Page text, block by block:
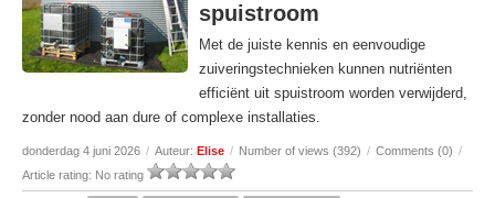
spuistroom
Met de juiste kennis en eenvoudige
zuiveringstechnieken kunnen nutriënten
efficiënt uit spuistroom worden verwijderd,
zonder nood aan dure of complexe installaties.
donderdag 4 juni 2026 / Auteur: Elise / Number of views (392) / Comments (0) /
Article rating: No rating